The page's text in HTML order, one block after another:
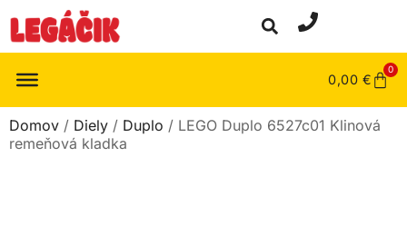
0,00 €
0
Domov / Diely / Duplo / LEGO Duplo 6527c01 Klinová
remeňová kladka